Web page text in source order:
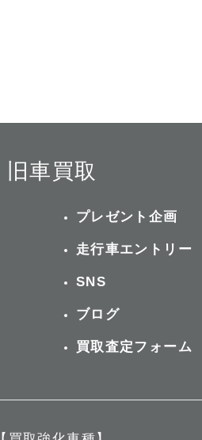
旧車買取
プレゼント企画
走行車エントリー
SNS
ブログ
買取査定フォーム